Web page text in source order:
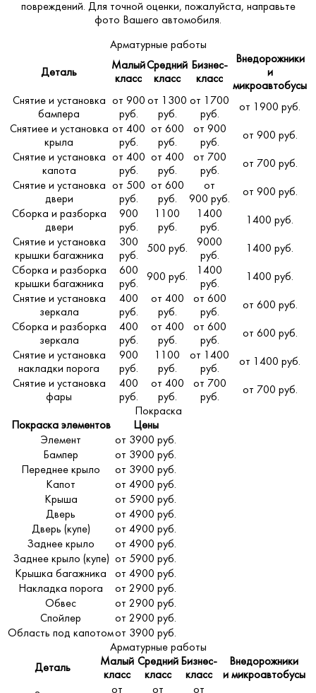
повреждений. Для точной оценки, пожалуйста, направьте
фото Вашего автомобиля.
Арматурные работы
Деталь
Малый
класс
Средний
класс
Бизнес-
класс
Внедорожники
и
микроавтобусы
Снятие и установка
бампера
от 900
руб.
от 1300
руб.
от 1700
руб.
от 1900 руб.
Снятиее и установка
крыла
от 400
руб.
от 600
руб.
от 900
руб.
от 900 руб.
Снятие и установка
капота
от 400
руб.
от 400
руб.
от 700
руб.
от 700 руб.
Снятие и установка
двери
от 500
руб.
от 600
руб.
от
900 руб.
от 900 руб.
Сборка и разборка
двери
900
руб.
1100
руб.
1400
руб.
1400 руб.
Снятие и установка
крышки багажника
300
руб.
500 руб.
9000
руб.
1400 руб.
Сборка и разборка
крышки багажника
600
руб.
900 руб.
1400
руб.
1400 руб.
Снятие и установка
зеркала
400
руб.
от 400
руб.
от 600
руб.
от 600 руб.
Сборка и разборка
зеркала
400
руб.
от 400
руб.
от 600
руб.
от 600 руб.
Снятие и установка
накладки порога
900
руб.
1100
руб.
от 1400
руб.
от 1400 руб.
Снятие и установка
фары
400
руб.
от 400
руб.
от 700
руб.
от 700 руб.
Покраска
Покраска элементов
Цены
Элемент
от 3900 руб.
Бампер
от 3900 руб.
Переднее крыло
от 3900 руб.
Капот
от 4900 руб.
Крыша
от 5900 руб.
Дверь
от 4900 руб.
Дверь (купе)
от 4900 руб.
Заднее крыло
от 4900 руб.
Заднее крыло (купе) от 5900 руб.
Крышка багажника
от 4900 руб.
Накладка порога
от 2900 руб.
Обвес
от 2900 руб.
Спойлер
от 2900 руб.
Область под капотомот 3900 руб.
Арматурные работы
Деталь
Малый
класс
Средний
класс
Бизнес-
класс
Внедорожники
и микроавтобусы
от от от